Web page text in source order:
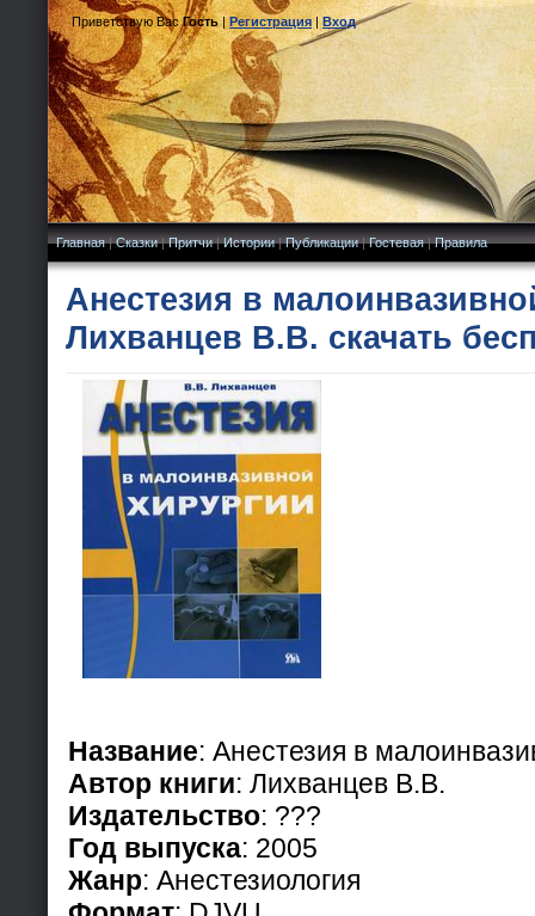
Приветствую Вас Гость|Регистрация|Вход
Главная|Сказки|Притчи|Истории|Публикации|Гостевая|Правила
Анестезия в
Лихванцев В.В. скачать
Название: Анестезия в
Автор книги: Лихванцев В.В.
Издательство: ???
Год выпуска: 2005
Жанр: Анестезиология